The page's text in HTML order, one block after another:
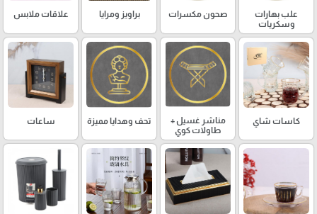
علب بهارات
وسكريات
صحون مكسرات براويز ومرايا علاقات ملابس
كاسات شاي
مناشر غسيل +
طاولات كوي
تحف وهدايا مميزة ساعات